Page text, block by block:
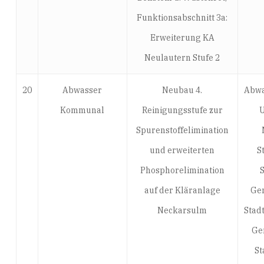
Funktionsabschnitt 3a:
Erweiterung KA
Neulautern Stufe 2
20
Abwasser
Kommunal
Neubau 4.
Reinigungsstufe zur
Spurenstoffelimination
und erweiterten
Phosphorelimination
auf der Kläranlage
Neckarsulm